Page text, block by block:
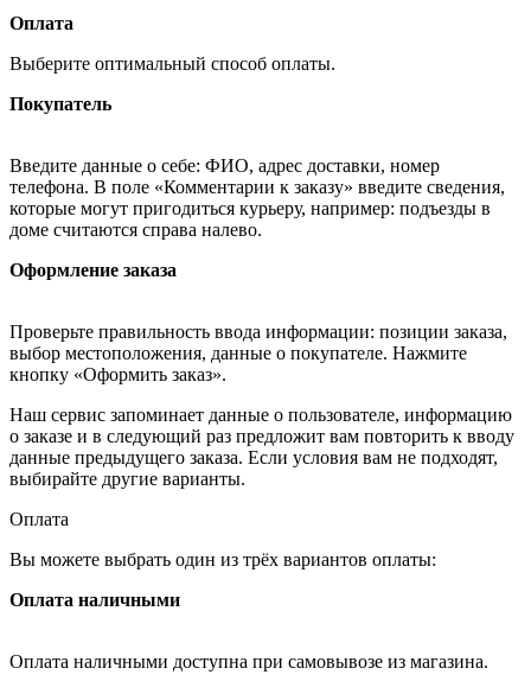
Оплата
Выберите оптимальный способ оплаты.
Покупатель
Введите данные о себе: ФИО, адрес доставки, номер
телефона. В поле «Комментарии к заказу» введите сведения,
которые могут пригодиться курьеру, например: подъезды в
доме считаются справа налево.
Оформление заказа
Проверьте правильность ввода информации: позиции заказа,
выбор местоположения, данные о покупателе. Нажмите
кнопку «Оформить заказ».
Наш сервис запоминает данные о пользователе, информацию
о заказе и в следующий раз предложит вам повторить к вводу
данные предыдущего заказа. Если условия вам не подходят,
выбирайте другие варианты.
Оплата
Вы можете выбрать один из трёх вариантов оплаты:
Оплата наличными
Оплата наличными доступна при самовывозе из магазина.